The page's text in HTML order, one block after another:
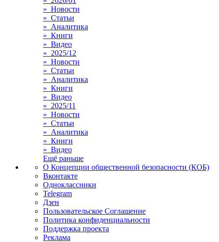
» Новости
» Статьи
» Аналитика
» Книги
» Видео
» 2025/12
» Новости
» Статьи
» Аналитика
» Книги
» Видео
» 2025/11
» Новости
» Статьи
» Аналитика
» Книги
» Видео
Ещё раньше
О Концепции общественной безопасности (КОБ)
Вконтакте
Одноклассники
Telegram
Дзен
Пользовательское Соглашение
Политика конфиденциальности
Поддержка проекта
Реклама